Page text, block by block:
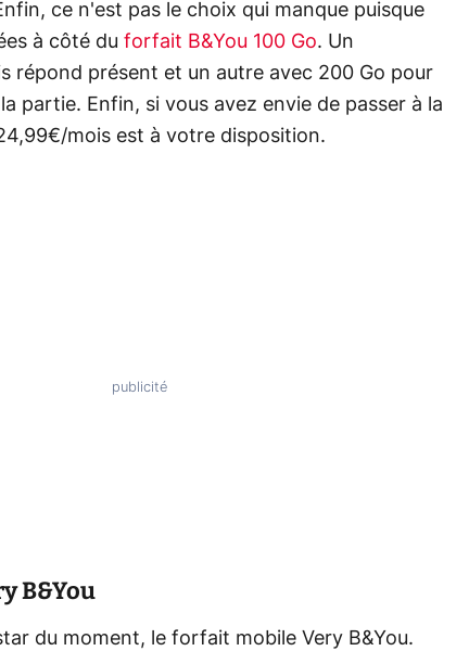
ce n'est pas le choix qui manque puisque
à côté du forfait B&You 100 Go. Un
répond présent et un autre avec 200 Go pour
partie. Enfin, si vous avez envie de passer à la
mois est à votre disposition.
B&You
du moment, le forfait mobile Very B&You.